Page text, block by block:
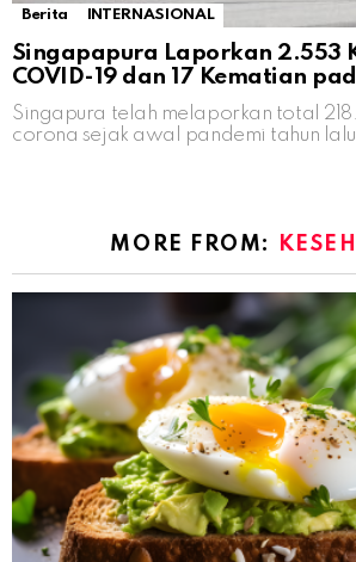
Berita INTERNASIONAL
Singapapura Laporkan 2.553
COVID-19 dan 17 Kematian
Singapura telah melaporkan total
corona sejak awal pandemi tahun
MORE FROM: